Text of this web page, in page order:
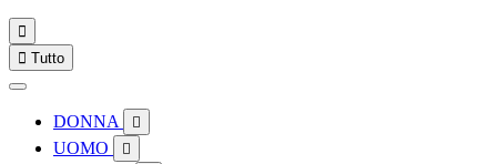

 Tutto
DONNA 
UOMO 